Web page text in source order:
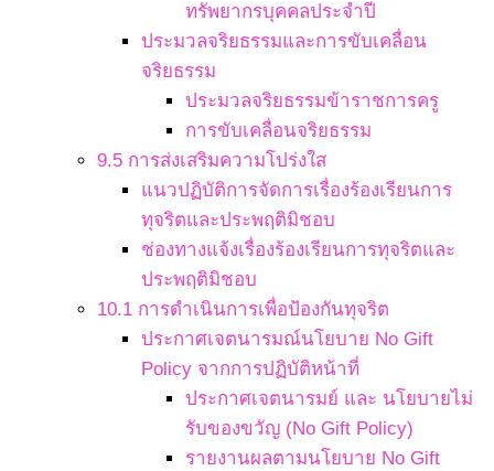
ทรัพยากรบุคคลประจำปี
ประมวลจริยธรรมและการขับเคลื่อน
จริยธรรม
ประมวลจริยธรรมข้าราชการครู
การขับเคลื่อนจริยธรรม
9.5 การส่งเสริมความโปร่งใส
แนวปฏิบัติการจัดการเรื่องร้องเรียนการ
ทุจริตและประพฤติมิชอบ
ช่องทางแจ้งเรื่องร้องเรียนการทุจริตและ
ประพฤติมิชอบ
10.1 การดำเนินการเพื่อป้องกันทุจริต
ประกาศเจตนารมณ์นโยบาย No Gift
Policy จากการปฏิบัติหน้าที่
ประกาศเจตนารมย์ และ นโยบายไม่
รับของขวัญ (No Gift Policy)
รายงานผลตามนโยบาย No Gift